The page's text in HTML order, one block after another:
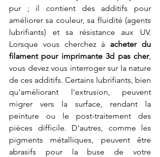
pur ; il contient des additifs pour
améliorer sa couleur, sa fluidité (agents
lubrifiants) et sa résistance aux UV.
Lorsque vous cherchez à acheter du
filament pour imprimante 3d pas cher,
vous devez vous interroger sur la nature
de ces additifs. Certains lubrifiants, bien
qu'améliorant l'extrusion, peuvent
migrer vers la surface, rendant la
peinture ou le post-traitement des
pièces difficile. D'autres, comme les
pigments métalliques, peuvent être
abrasifs pour la buse de votre